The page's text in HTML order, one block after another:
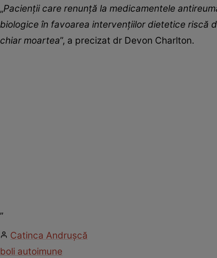
„Pacienții care renunță la medicamentele
biologice în favoarea intervențiilor dietetice riscă
chiar moartea”, a precizat dr Devon Charlton.
„
Catinca Andrușcă
boli autoimune